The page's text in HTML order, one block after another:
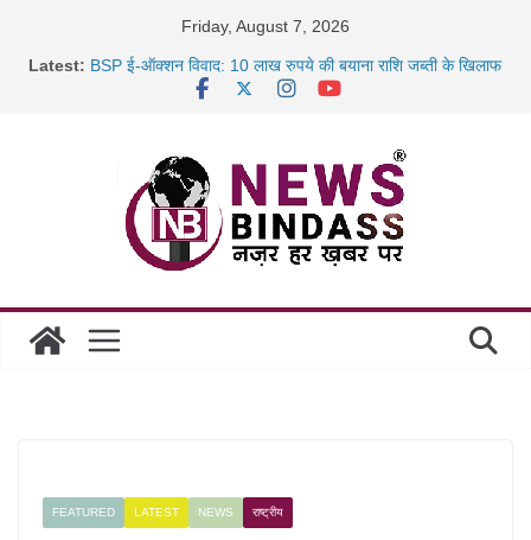
Friday, August 7, 2026
Latest: BSP ई-ऑक्शन विवाद: 10 लाख रुपये की बयाना राशि जब्ती के खिलाफ
साइबर ठगी पर दुर्ग पुलिस का बड़ा एक्शन: 13 म्यूल बैंक खाताधारक
गिरफ्तार
FEATURED LATEST NEWS राष्ट्रीय